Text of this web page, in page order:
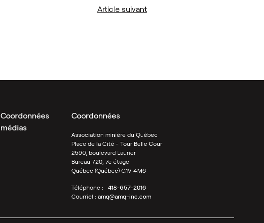
Article suivant
Coordonnées
médias
Coordonnées
Association minière du Québec
Place de la Cité - Tour Belle Cour
2590, boulevard Laurier
Bureau 720, 7e étage
Québec (Québec) G1V 4M6
Téléphone : 418-657-2016
Courriel : amq@amq-inc.com